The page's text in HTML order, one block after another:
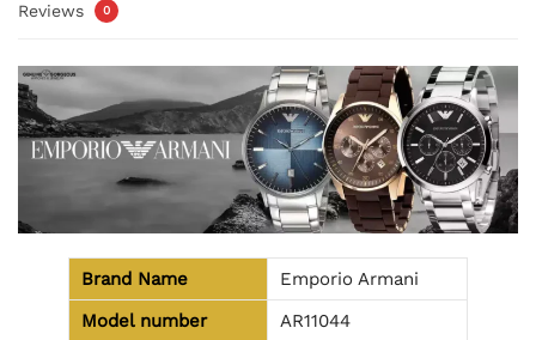
Reviews 0
Brand Name
Emporio Armani
Model number
AR11044